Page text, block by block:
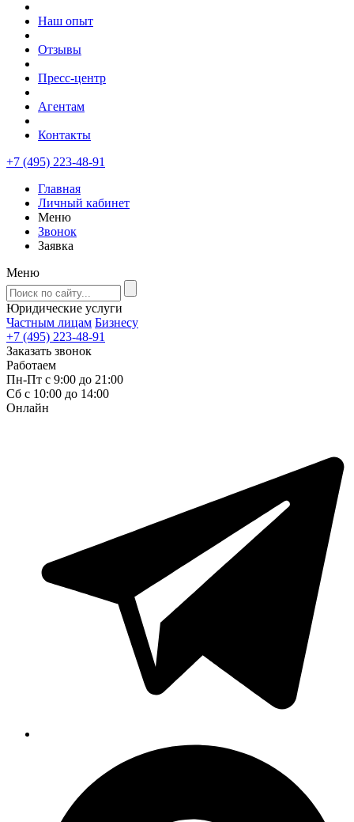
Наш опыт
Отзывы
Пресс-центр
Агентам
Контакты
+7 (495) 223-48-91
Главная
Личный кабинет
Меню
Звонок
Заявка
Меню
Юридические услуги
Частным лицам Бизнесу
+7 (495) 223-48-91
Заказать звонок
Работаем
Пн-Пт с 9:00 до 21:00
Сб с 10:00 до 14:00
Онлайн